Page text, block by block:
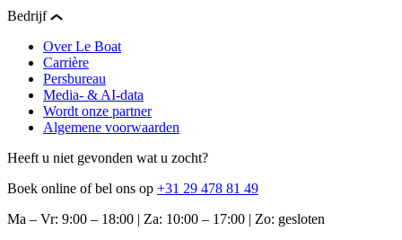
Bedrijf
Over Le Boat
Carrière
Persbureau
Media- & AI-data
Wordt onze partner
Algemene voorwaarden
Heeft u niet gevonden wat u zocht?
Boek online of bel ons op +31 29 478 81 49
Ma – Vr: 9:00 – 18:00 | Za: 10:00 – 17:00 | Zo: gesloten